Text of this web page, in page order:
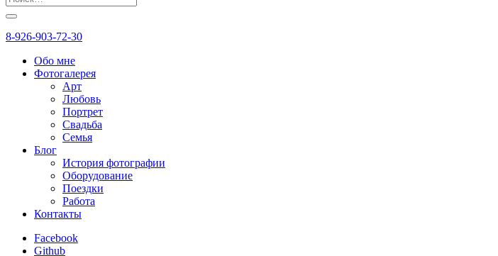
8-926-903-72-30
Обо мне
Фотогалерея
Арт
Любовь
Портрет
Свадьба
Семья
Блог
История фотографии
Оборудование
Поездки
Работа
Контакты
Facebook
Github